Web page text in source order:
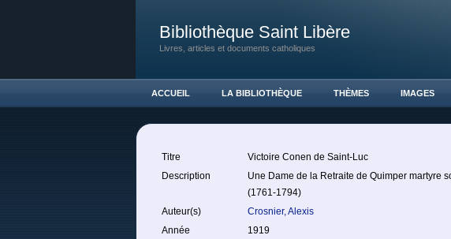
Bibliothèque Saint Libère
Livres, articles et documents catholiques
ACCUEIL LA BIBLIOTHÈQUE THÈMES IMAGES
Titre
Victoire Conen de Saint-Luc
Description
Une Dame de la Retraite de Quimper martyre
(1761-1794)
Auteur(s)
Crosnier, Alexis
Année
1919